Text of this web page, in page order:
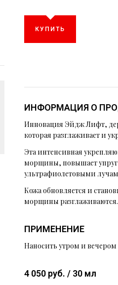
КУПИТЬ
ИНФОРМАЦИЯ О
Инновация Эйдж Лифт,
которая разглаживает и
Эта интенсивная
морщины, повышает
ультрафиолетовыми
Кожа обновляется и
морщины разглаживаются.
ПРИМЕНЕНИЕ
Наносить утром и
4 050 руб. / 30 мл